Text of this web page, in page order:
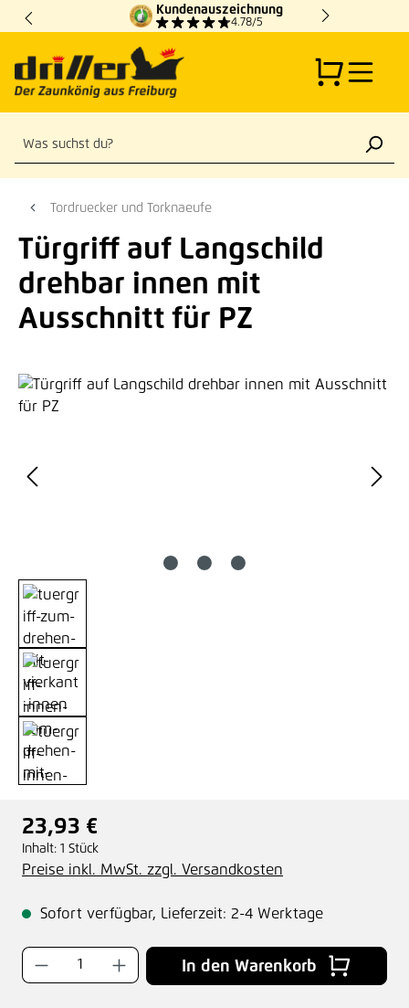
Zum Hauptinhalt springen
Kundenauszeichnung
4.78/5
Tordruecker und Torknaeufe
Türgriff auf Langschild
drehbar innen mit
Ausschnitt für PZ
Bildergalerie überspringen
Regulärer Preis:
23,93 €
Inhalt: 1 Stück
Preise inkl. MwSt. zzgl. Versandkosten
Sofort verfügbar, Lieferzeit: 2-4 Werktage
Produkt Anzahl: Gib den gewünschten
In den Warenkorb